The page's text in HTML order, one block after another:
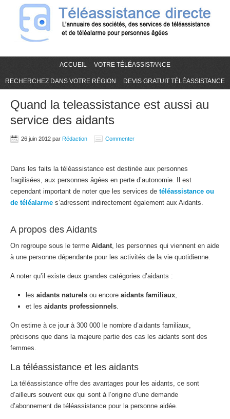
ACCUEIL VOTRE TÉLÉASSISTANCE
RECHERCHEZ DANS VOTRE RÉGION DEVIS GRATUIT TÉLÉASSISTANCE
Quand la teleassistance est aussi au
service des aidants
26 juin 2012 par Rédaction Commenter
Dans les faits la téléassistance est destinée aux personnes
fragilisées, aux personnes âgées en perte d’autonomie. Il est
cependant important de noter que les services de téléassistance ou
de téléalarme s’adressent indirectement également aux Aidants.
A propos des Aidants
On regroupe sous le terme Aidant, les personnes qui viennent en aide
à une personne dépendante pour les activités de la vie quotidienne.
A noter qu’il existe deux grandes catégories d’aidants :
les aidants naturels ou encore aidants familiaux,
et les aidants professionnels.
On estime à ce jour à 300 000 le nombre d’aidants familiaux,
précisons que dans la majeure partie des cas les aidants sont des
femmes.
La téléassistance et les aidants
La téléassistance offre des avantages pour les aidants, ce sont
d’ailleurs souvent eux qui sont à l’origine d’une demande
d’abonnement de téléassistance pour la personne aidée.